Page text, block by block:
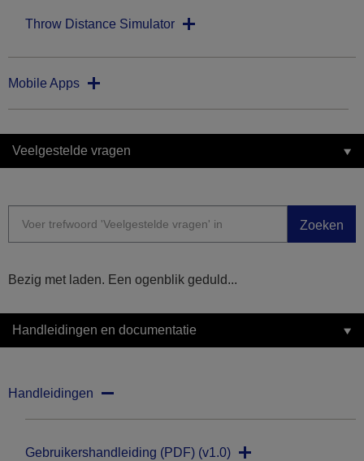
Throw Distance Simulator
Mobile Apps
Veelgestelde vragen
Zoeken
Bezig met laden. Een ogenblik geduld...
Handleidingen en documentatie
Handleidingen
Gebruikershandleiding (PDF) (v1.0)